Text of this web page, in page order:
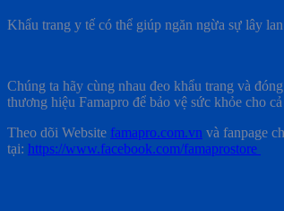
Khẩu trang y tế có thể giúp ngăn ngừa sự lây
Chúng ta hãy cùng nhau đeo khẩu trang và
thương hiệu Famapro để bảo vệ sức khỏe cho
Theo dõi Website famapro.com.vn và fanpage
tại: https://www.facebook.com/famaprostore